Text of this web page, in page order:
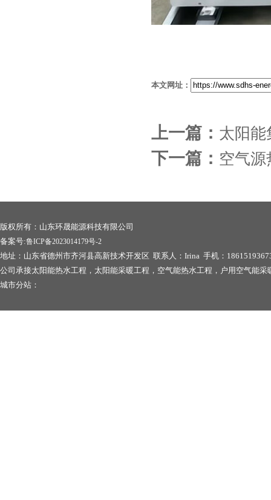
本文网址：
上一篇： 太阳能
下一篇： 空气
版权所有：山东环晟能源科技有限公司
备案号:鲁ICP备2023014179号-2
地址：山东省德州市齐河县高新技术开发区 联系人：Irina 手机：
公司承接太阳能热水工程，太阳能采暖工程，空气能热水工程，户用空气能
城市分站：